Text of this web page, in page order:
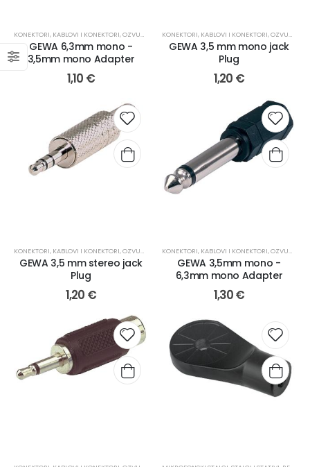
KONEKTORI, KABLOVI I KONEKTORI,OZVUČENJE
GEWA 6,3mm mono -
3,5mm mono Adapter
1,10 €
KONEKTORI, KABLOVI I KONEKTORI,OZVUČENJE
GEWA 3,5 mm mono jack
Plug
1,20 €
KONEKTORI, KABLOVI I KONEKTORI,OZVUČENJE
GEWA 3,5 mm stereo jack
Plug
1,20 €
KONEKTORI, KABLOVI I KONEKTORI,OZVUČENJE
GEWA 3,5mm mono -
6,3mm mono Adapter
1,30€